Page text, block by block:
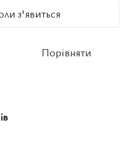
з'явиться
Порівняти